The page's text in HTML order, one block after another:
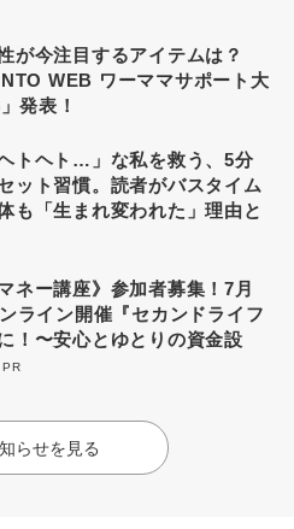
が今注目するアイテムは？
WEB ワーママサポート大
発表！
ヘトヘト…」な私を救う、5分
ット習慣。読者がバスタイム
も「生まれ変われた」理由と
ネー講座》参加者募集！7月
ライン開催『セカンドライフ
！〜安心とゆとりの資金設
PR
らせを見る